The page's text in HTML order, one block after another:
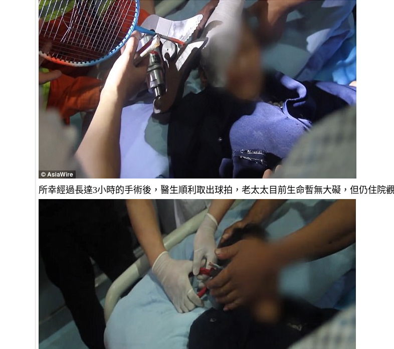
所幸經過長達3小時的手術後，醫生順利取出球拍，老太太目前生命暫無大礙，但仍住院